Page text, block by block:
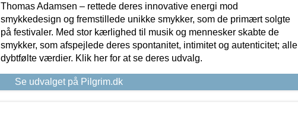
Thomas Adamsen – rettede deres innovative energi mod
smykkedesign og fremstillede unikke smykker, som de primært solgte
på festivaler. Med stor kærlighed til musik og mennesker skabte de
smykker, som afspejlede deres spontanitet, intimitet og autenticitet; alle
dybtfølte værdier. Klik her for at se deres udvalg.
Se udvalget på Pilgrim.dk